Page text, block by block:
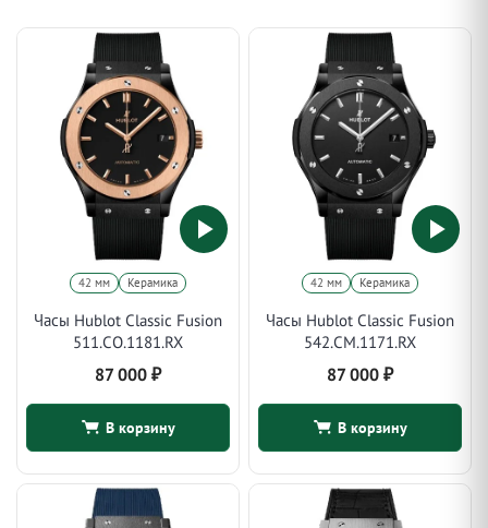
42 мм Керамика
Часы Hublot Classic Fusion
511.CO.1181.RX
87 000 ₽
В корзину
42 мм Керамика
Часы Hublot Classic Fusion
542.CM.1171.RX
87 000 ₽
В корзину